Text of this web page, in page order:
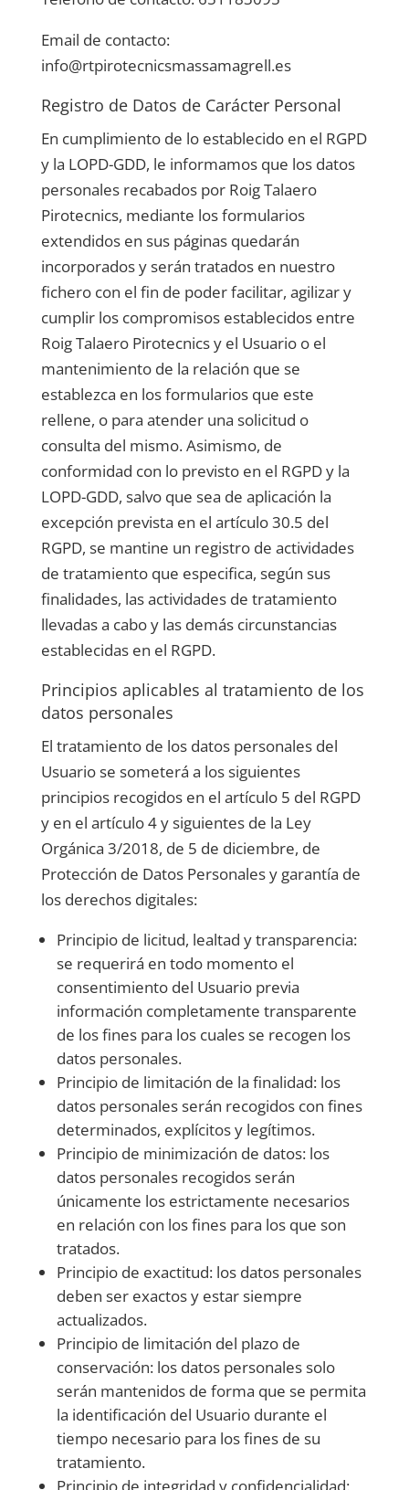
Email de contacto:
info@rtpirotecnicsmassamagrell.es
Registro de Datos de Carácter Personal
En cumplimiento de lo establecido en el RGPD
y la LOPD-GDD, le informamos que los datos
personales recabados por Roig Talaero
Pirotecnics, mediante los formularios
extendidos en sus páginas quedarán
incorporados y serán tratados en nuestro
fichero con el fin de poder facilitar, agilizar y
cumplir los compromisos establecidos entre
Roig Talaero Pirotecnicsy el Usuario o el
mantenimiento de la relación que se
establezca en los formularios que este
rellene, o para atender una solicitud o
consulta del mismo. Asimismo, de
conformidad con lo previsto en el RGPD y la
LOPD-GDD, salvo que sea de aplicación la
excepción prevista en el artículo 30.5 del
RGPD, se mantine un registro de actividades
de tratamiento que especifica, según sus
finalidades, las actividades de tratamiento
llevadas a cabo y las demás circunstancias
establecidas en el RGPD.
Principios aplicables al tratamiento de los
datos personales
El tratamiento de los datos personales del
Usuario se someterá a los siguientes
principios recogidos en el artículo 5 del RGPD
y en el artículo 4 y siguientes de la Ley
Orgánica 3/2018, de 5 de diciembre, de
Protección de Datos Personales y garantía de
los derechos digitales:
Principio de licitud, lealtad y transparencia:
se requerirá en todo momento el
consentimiento del Usuario previa
información completamente transparente
de los fines para los cuales se recogen los
datos personales.
Principio de limitación de la finalidad: los
datos personales serán recogidos con fines
determinados, explícitos y legítimos.
Principio de minimización de datos: los
datos personales recogidos serán
únicamente los estrictamente necesarios
en relación con los fines para los que son
tratados.
Principio de exactitud: los datos personales
deben ser exactos y estar siempre
actualizados.
Principio de limitación del plazo de
conservación: los datos personales solo
serán mantenidos de forma que se permita
la identificación del Usuario durante el
tiempo necesario para los fines de su
tratamiento.